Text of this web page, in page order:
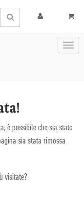
è possibile che sia stato
sia stata rimossa
visitate?